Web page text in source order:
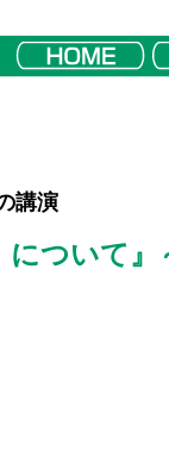
講演
について』